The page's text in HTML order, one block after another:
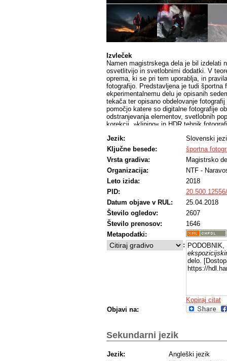
Izvleček
Namen magistrskega dela je bil izdelati
osvetlitvijo in svetlobnimi dodatki. V
oprema, ki se pri tem uporablja, in
fotografijo. Predstavljena je tudi
ekperimentalnemu delu je opisanih
tekača ter opisano obdelovanje
pomočjo katere so digitalne fotografije
odstranjevanja elementov, svetlobnih
korekcij, »kliping« in HDR tehnik
mestu, na snežni površini in v gorah.
oblačnosti, pri polni luni, v meglici, pri
osvetlitve bliskavic in barvne svetlobe.
težave, ki so nastale tekom
Jezik:
Slovenski
Ključne besede:
športna
Vrsta gradiva:
Magistrsko
Organizacija:
NTF -
Leto izida:
2018
PID:
Datum objave v RUL:
25.04.2018
Število ogledov:
2607
Število prenosov:
1646
Metapodatki:
:
delo.
https://
Kopiraj citat
Objavi na:
Sekundarni jezik
Jezik:
Angleški jezik